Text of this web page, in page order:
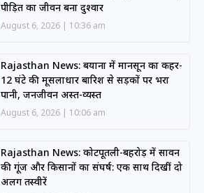
पीड़ित का जीवन बना दुश्वार
August 6, 2026 10:36 am
Rajasthan News: बयाना में मानसून का कहर-
12 घंटे की मूसलाधार बारिश से सड़कों पर भरा
पानी, जनजीवन अस्त-व्यस्त
August 6, 2026 10:06 am
Rajasthan News: कोटपूतली-बहरोड़ में सावन
की गूंज और किसानों का संघर्ष: एक साथ दिखीं दो
अलग तस्वीरें